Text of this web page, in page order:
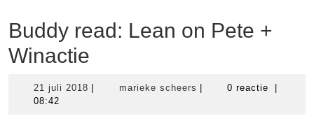
Buddy read: Lean on Pete +
Winactie
21 juli 2018 21
marieke scheers marieke0 reactie
08:42